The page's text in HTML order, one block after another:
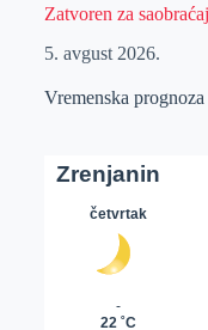
Zatvoren za
5. avgust 2026.
Vremenska prognoza